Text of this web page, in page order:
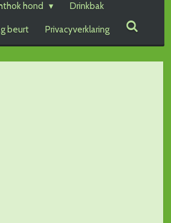
hond Drinkbak
beurt Privacyverklaring